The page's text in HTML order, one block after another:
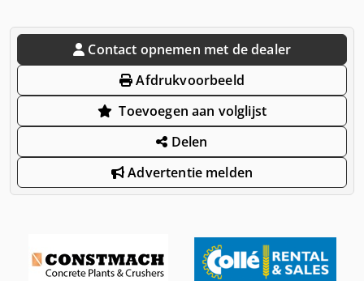
Contact opnemen met de dealer
Afdrukvoorbeeld
Toevoegen aan volglijst
Delen
Advertentie melden